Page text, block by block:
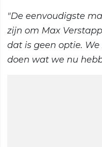
"De eenvoudigste
zijn om Max
dat is geen optie.
doen wat we nu